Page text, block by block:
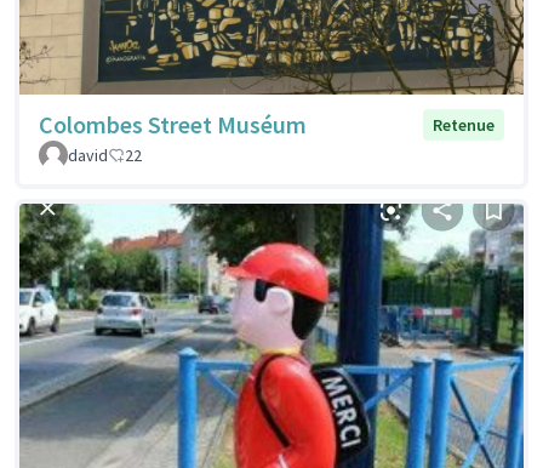
Colombes Street Muséum
Retenue
david
22